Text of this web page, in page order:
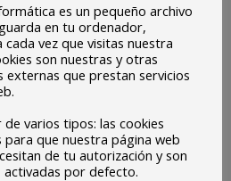
toda la información completa
es un pequeño archivo
en tu ordenador,
vez que visitas nuestra
son nuestras y otras
externas que prestan servicios
varios tipos: las cookies
para que nuestra página web
de tu autorización y son
activadas por defecto.